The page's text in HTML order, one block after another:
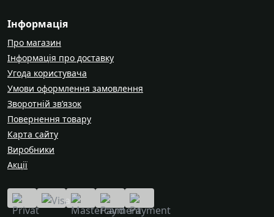
Інформація
Про магазин
Інформація про доставку
Угода користувача
Умови оформлення замовлення
Зворотній зв’язок
Повернення товару
Карта сайту
Виробники
Акції